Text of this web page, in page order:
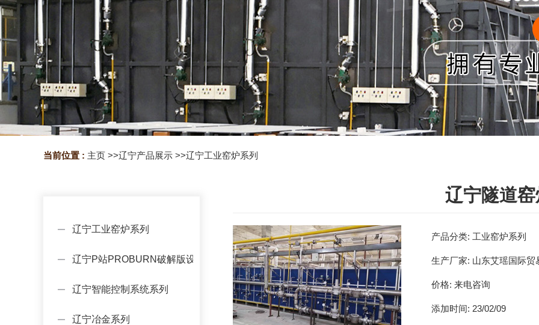
当前位置 : 主页 >>辽宁产品展示 >>辽宁工业窑炉系列
辽宁工业窑炉系列
辽宁P站PROBURN破解版设备系列
辽宁智能控制系统系列
辽宁冶金系列
辽宁隧道窑
产品分类: 工业窑炉系列
生产厂家: 山东艾瑶国际贸
价格: 来电咨询
添加时间: 23/02/09